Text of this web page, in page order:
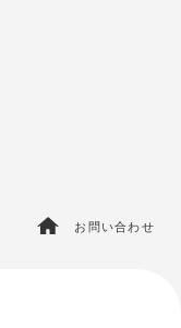
お問い合わせ